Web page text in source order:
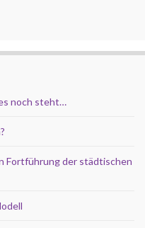
noch steht…
Fortführung der städtischen